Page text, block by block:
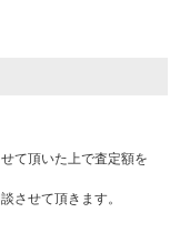
て頂いた上で査定額を
させて頂きます。